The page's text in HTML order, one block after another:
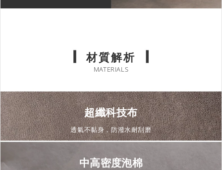
材質解析
MATERIALS
超纖科技布
透氣不黏身，防潑水耐刮磨
中高密度泡棉